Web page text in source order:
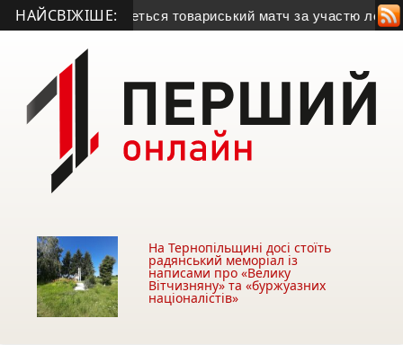
НАЙСВІЖІШЕ:
відбудеться товариський матч за участю легенди
На Тернопільщині досі стоїть
радянський меморіал із
написами про «Велику
Вітчизняну» та «буржуазних
націоналістів»